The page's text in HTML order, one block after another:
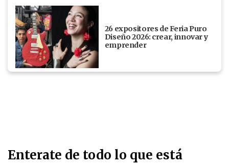
26 expositores de Feria Puro
Diseño 2026: crear, innovar y
emprender
Enterate de todo lo que está